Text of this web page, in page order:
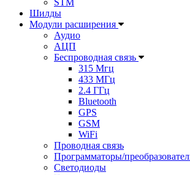
Шилды
Модули расширения
Аудио
АЦП
Беспроводная связь
315 Мгц
433 МГц
2.4 ГГц
Bluetooth
GPS
GSM
WiFi
Проводная связь
Программаторы/
Светодиоды